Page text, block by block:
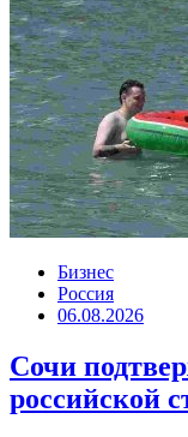
Бизнес
Россия
06.08.2026
Сочи
российской